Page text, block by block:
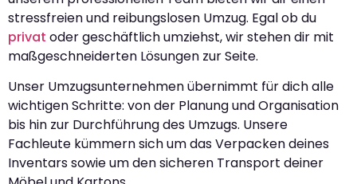
stressfreien und reibungslosen Umzug. Egal ob du
privat oder geschäftlich umziehst, wir stehen dir mit
maßgeschneiderten Lösungen zur Seite.
Unser Umzugsunternehmen übernimmt für dich alle
wichtigen Schritte: von der Planung und Organisation
bis hin zur Durchführung des Umzugs. Unsere
Fachleute kümmern sich um das Verpacken deines
Inventars sowie um den sicheren Transport deiner